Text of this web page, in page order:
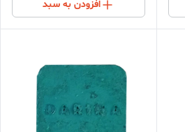
افزودن به سبد